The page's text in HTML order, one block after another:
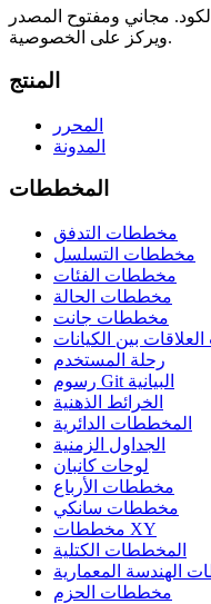
مجاني ومفتوح المصدر
ويركز على الخصوصية.
المنتج
المحرر
المدونة
المخططات
مخططات التدفق
مخططات التسلسل
مخططات الفئات
مخططات الحالة
مخططات جانت
بين الكيانات
رحلة المستخدم
رسوم Git البيانية
الخرائط الذهنية
المخططات الدائرية
الجداول الزمنية
لوحات كانبان
مخططات الأرباع
مخططات سانكي
مخططات XY
المخططات الكتلية
الهندسة المعمارية
مخططات الحزم